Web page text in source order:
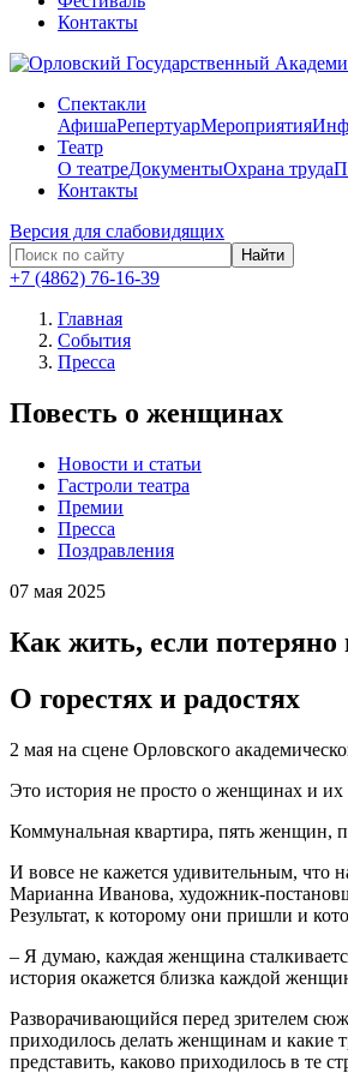
Контакты
Спектакли
АфишаРепертуарМероприятия
Театр
О театреДокументыОхрана труда
Контакты
Версия для слабовидящих
Найти
+7 (4862) 76-16-39
Главная
События
Пресса
Повесть о женщинах
Новости и статьи
Гастроли театра
Премии
Пресса
Поздравления
07 мая 2025
Как жить, если потеряно
О горестях и радостях
2 мая на сцене Орловского
Это история не просто о женщинах и
Коммунальная квартира, пять женщин,
И вовсе не кажется удивительным, что
Марианна Иванова, художник­-
Результат, к которому они пришли и
– Я думаю, каждая женщина
история окажется близка каждой
Разворачивающийся перед зрителем
приходилось делать женщинам и какие
представить, каково приходилось в